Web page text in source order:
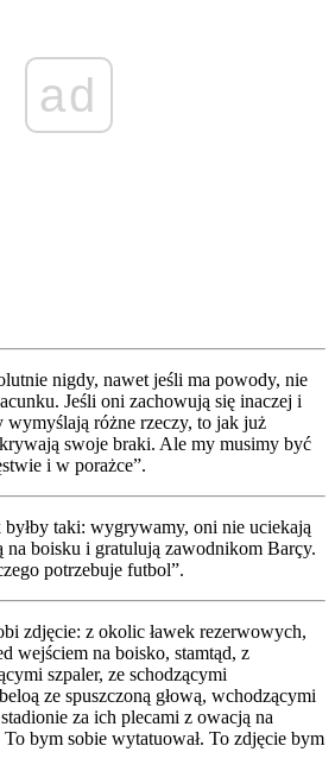
ad
nigdy, nawet jeśli ma powody, nie
Jeśli oni zachowują się inaczej i
wymyślają różne rzeczy, to jak już
swoje braki. Ale my musimy być
i w porażce”.
byłby taki: wygrywamy, oni nie uciekają
na boisku i gratulują zawodnikom Barçy.
potrzebuje futbol”.
zdjęcie: z okolic ławek rezerwowych,
wejściem na boisko, stamtąd, z
szpaler, ze schodzącymi
ze spuszczoną głową, wchodzącymi
za ich plecami z owacją na
bym sobie wytatuował. To zdjęcie bym